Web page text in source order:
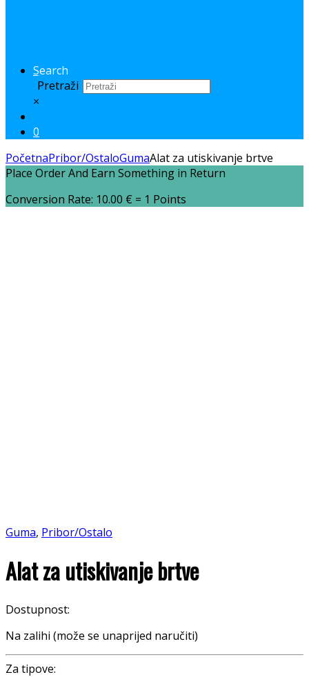
Search
Pretraži
×
0
PočetnaPribor/OstaloGumaAlat za utiskivanje brtve
Place Order And Earn Something in Return
Conversion Rate: 10.00 € = 1 Points
Guma, Pribor/Ostalo
Alat za utiskivanje brtve
Dostupnost:
Na zalihi (može se unaprijed naručiti)
Za tipove: